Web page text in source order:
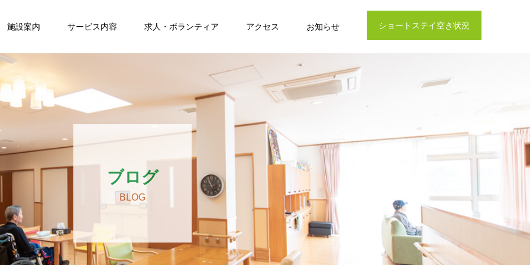
ショートステイ空き状況
施設案内 サービス内容 求人・ボランティア アクセス お知らせ
ブログ
BLOG